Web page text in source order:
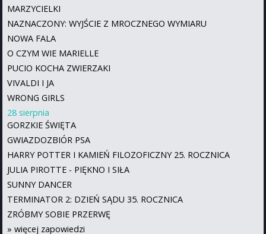
MARZYCIELKI
NAZNACZONY: WYJŚCIE Z MROCZNEGO WYMIARU
NOWA FALA
O CZYM WIE MARIELLE
PUCIO KOCHA ZWIERZAKI
VIVALDI I JA
WRONG GIRLS
28 sierpnia
GORZKIE ŚWIĘTA
GWIAZDOZBIÓR PSA
HARRY POTTER I KAMIEŃ FILOZOFICZNY 25. ROCZNICA
JULIA PIROTTE - PIĘKNO I SIŁA
SUNNY DANCER
TERMINATOR 2: DZIEŃ SĄDU 35. ROCZNICA
ZRÓBMY SOBIE PRZERWĘ
» więcej zapowiedzi